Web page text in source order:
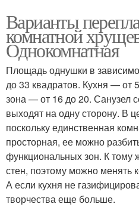
Варианты
комнатной
Однокомнатная
Площадь однушки в
до 33 квадратов. Кухня — от
зона — от 16 до 20. Санузел
выходят на одну сторону. В
поскольку единственная
просторная, ее можно
функциональных зон. К тому
стен, поэтому можно
А если кухня не
творчества еще больше.